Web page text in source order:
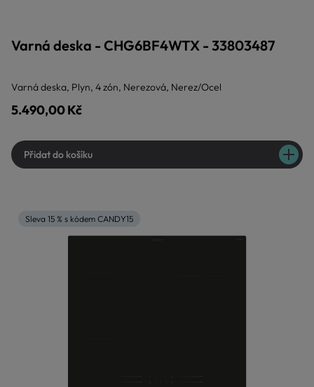
Varná deska - CHG6BF4WTX - 33803487
Varná deska, Plyn, 4 zón, Nerezová, Nerez/Ocel
5.490,00 Kč
Přidat do košíku
Sleva 15 % s kódem CANDY15